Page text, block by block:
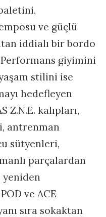
ve güçlü
iddialı bir bordo
giyimini
stilini ise
hedefleyen
Z.N.E. kalıpları,
antrenman
sütyenleri,
parçalardan
yeniden
ve ACE
sıra sokaktan